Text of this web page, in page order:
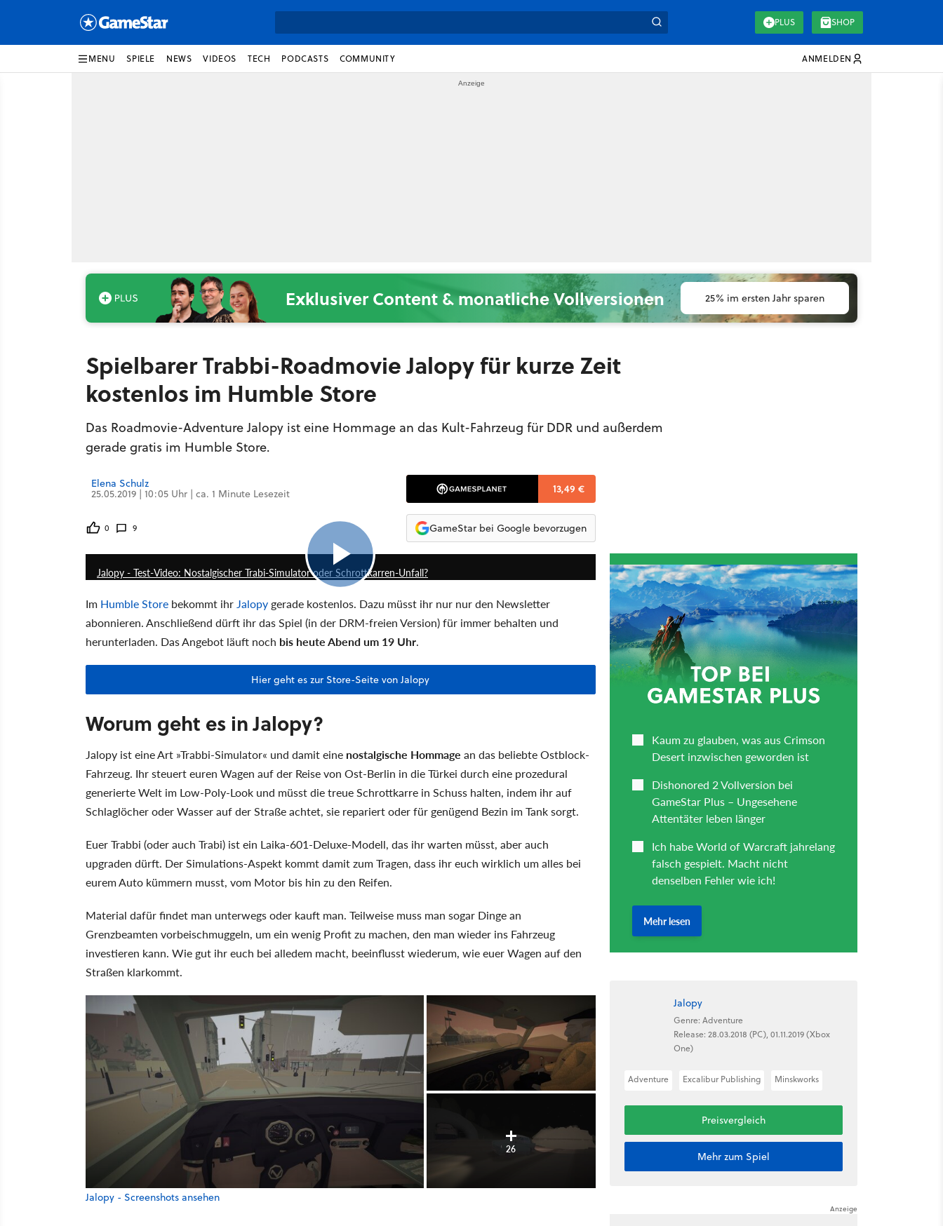
PLUS SHOP
MENU SPIELE NEWS VIDEOS TECH PODCASTS COMMUNITY ANMELDEN
Exklusiver Content & monatliche Vollversionen 25% im ersten Jahr sparen
Spielbarer Trabbi-Roadmovie Jalopy für kurze Zeit
kostenlos im Humble Store
Das Roadmovie-Adventure Jalopy ist eine Hommage an das Kult-Fahrzeug für DDR und außerdem
gerade gratis im Humble Store.
Elena Schulz
25.05.2019 | 10:05 Uhr | ca. 1 Minute Lesezeit
0 9
13,49 €
GameStar bei Google bevorzugen
8:20
Jalopy - Test-Video: Nostalgischer Trabi-Simulator oder Schrottkarren-Unfall?
Im Humble Store bekommt ihrJalopy gerade kostenlos. Dazu müsst ihr nur nur den Newsletter
abonnieren. Anschließend dürft ihr das Spiel (in der DRM-freien Version) für immer behalten und
herunterladen. Das Angebot läuft noch bis heute Abend um 19 Uhr.
Hier geht es zur Store-Seite von Jalopy
Worum geht es in Jalopy?
Jalopy ist eine Art »Trabbi-Simulator« und damit eine nostalgische Hommage an das beliebte Ostblock-
Fahrzeug. Ihr steuert euren Wagen auf der Reise von Ost-Berlin in die Türkei durch eine prozedural
generierte Welt im Low-Poly-Look und müsst die treue Schrottkarre in Schuss halten, indem ihr auf
Schlaglöcher oder Wasser auf der Straße achtet, sie repariert oder für genügend Bezin im Tank sorgt.
Euer Trabbi (oder auch Trabi) ist ein Laika-601-Deluxe-Modell, das ihr warten müsst, aber auch
upgraden dürft. Der Simulations-Aspekt kommt damit zum Tragen, dass ihr euch wirklich um alles bei
eurem Auto kümmern musst, vom Motor bis hin zu den Reifen.
Material dafür findet man unterwegs oder kauft man. Teilweise muss man sogar Dinge an
Grenzbeamten vorbeischmuggeln, um ein wenig Profit zu machen, den man wieder ins Fahrzeug
investieren kann. Wie gut ihr euch bei alledem macht, beeinflusst wiederum, wie euer Wagen auf den
Straßen klarkommt.
26
Jalopy - Screenshots ansehen
Jalopy
Genre: Adventure
Release: 28.03.2018 (PC), 01.11.2019 (Xbox
One)
Adventure Excalibur Publishing Minskworks
Preisvergleich
Mehr zum Spiel